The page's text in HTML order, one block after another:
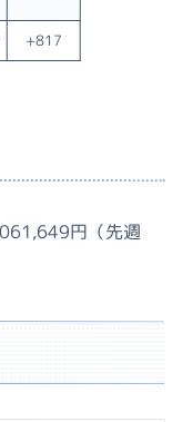
+817
円（先週